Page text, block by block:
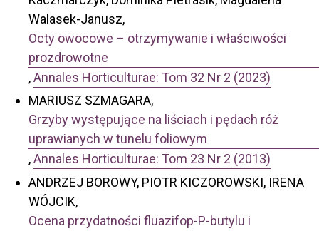
Walasek-Janusz,
Octy owocowe – otrzymywanie i właściwości
prozdrowotne
,Annales Horticulturae: Tom 32 Nr 2 (2023)
MARIUSZ SZMAGARA,
Grzyby występujące na liściach i pędach róż
uprawianych w tunelu foliowym
,Annales Horticulturae: Tom 23 Nr 2 (2013)
ANDRZEJ BOROWY, PIOTR KICZOROWSKI, IRENA
WÓJCIK,
Ocena przydatności fluazifop-P-butylu i